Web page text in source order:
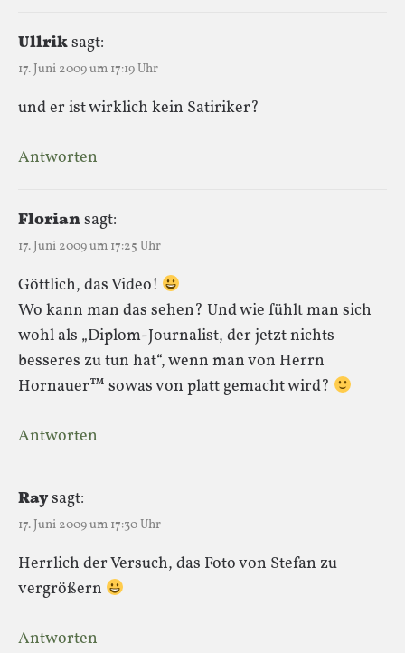
Ullriksagt:
17. Juni 2009 um 17:19 Uhr
und er ist wirklich kein Satiriker?
Antworten
Floriansagt:
17. Juni 2009 um 17:25 Uhr
Göttlich, das Video!
Wo kann man das sehen? Und wie fühlt man sich
wohl als „Diplom-Journalist, der jetzt nichts
besseres zu tun hat“, wenn man von Herrn
Hornauer™ sowas von platt gemacht wird?
Antworten
Raysagt:
17. Juni 2009 um 17:30 Uhr
Herrlich der Versuch, das Foto von Stefan zu
vergrößern
Antworten